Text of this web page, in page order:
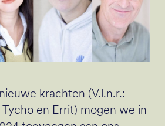
krachten (V.l.n.r.:
Tycho en Errit) mogen we in